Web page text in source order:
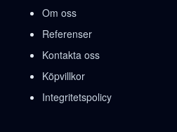
Om oss
Referenser
Kontakta oss
Köpvillkor
Integritetspolicy